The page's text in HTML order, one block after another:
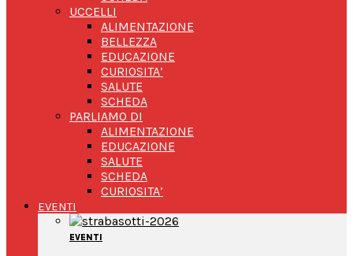
UCCELLI
ALIMENTAZIONE
BELLEZZA
EDUCAZIONE
CURIOSITA’
SALUTE
SCHEDA
PARLIAMO DI
ALIMENTAZIONE
EDUCAZIONE
SALUTE
SCHEDA
CURIOSITA’
EVENTI
EVENTI